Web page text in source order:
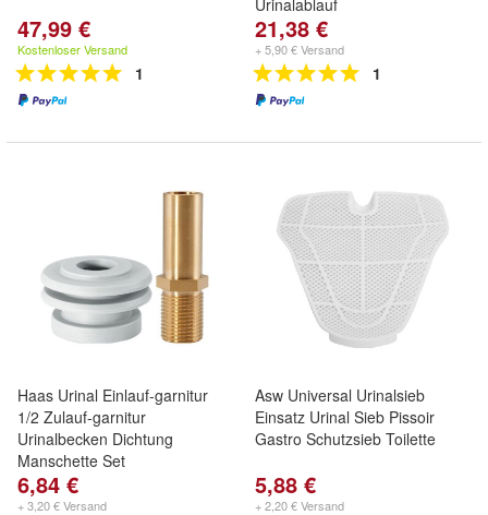
47,99 €
Kostenloser Versand
1
Urinalablauf
21,38 €
+ 5,90 € Versand
1
Haas Urinal Einlauf-garnitur
1/2 Zulauf-garnitur
Urinalbecken Dichtung
Manschette Set
6,84 €
+ 3,20 € Versand
Asw Universal Urinalsieb
Einsatz Urinal Sieb Pissoir
Gastro Schutzsieb Toilette
5,88 €
+ 2,20 € Versand